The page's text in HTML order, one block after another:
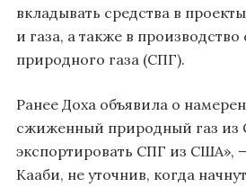
вкладывать средства в
и газа, а также в
природного газа (СПГ).
Ранее Доха объявила о
сжиженный природный газ
экспортировать СПГ из США»,
Кааби, не уточнив, когда